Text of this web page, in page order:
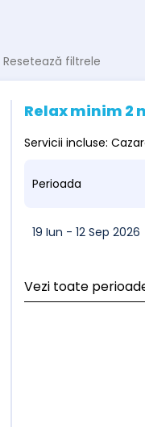
Resetează filtrele
Relax minim 2
Servicii incluse:
Perioada
19 Iun - 12 Sep 2026
Vezi toate